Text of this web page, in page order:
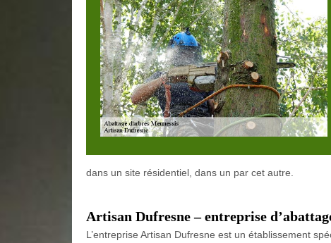
dans un site résidentiel, dans un par cet autre.
Artisan Dufresne – entreprise
L’entreprise Artisan Dufresne est un établissement